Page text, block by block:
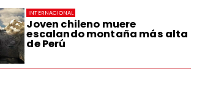
Joven chileno muere
escalando montaña más alta
de Perú
INTERNACIONAL